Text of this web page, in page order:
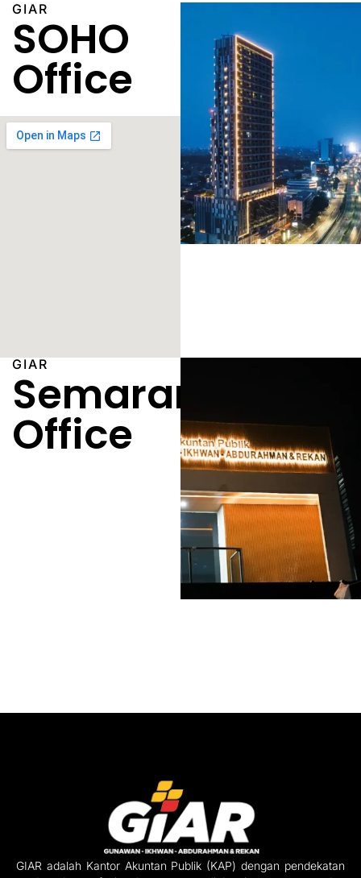
GIAR
SOHO
Office
GIAR
Semarang
Office
GIAR adalah Kantor Akuntan Publik (KAP) dengan pendekatan